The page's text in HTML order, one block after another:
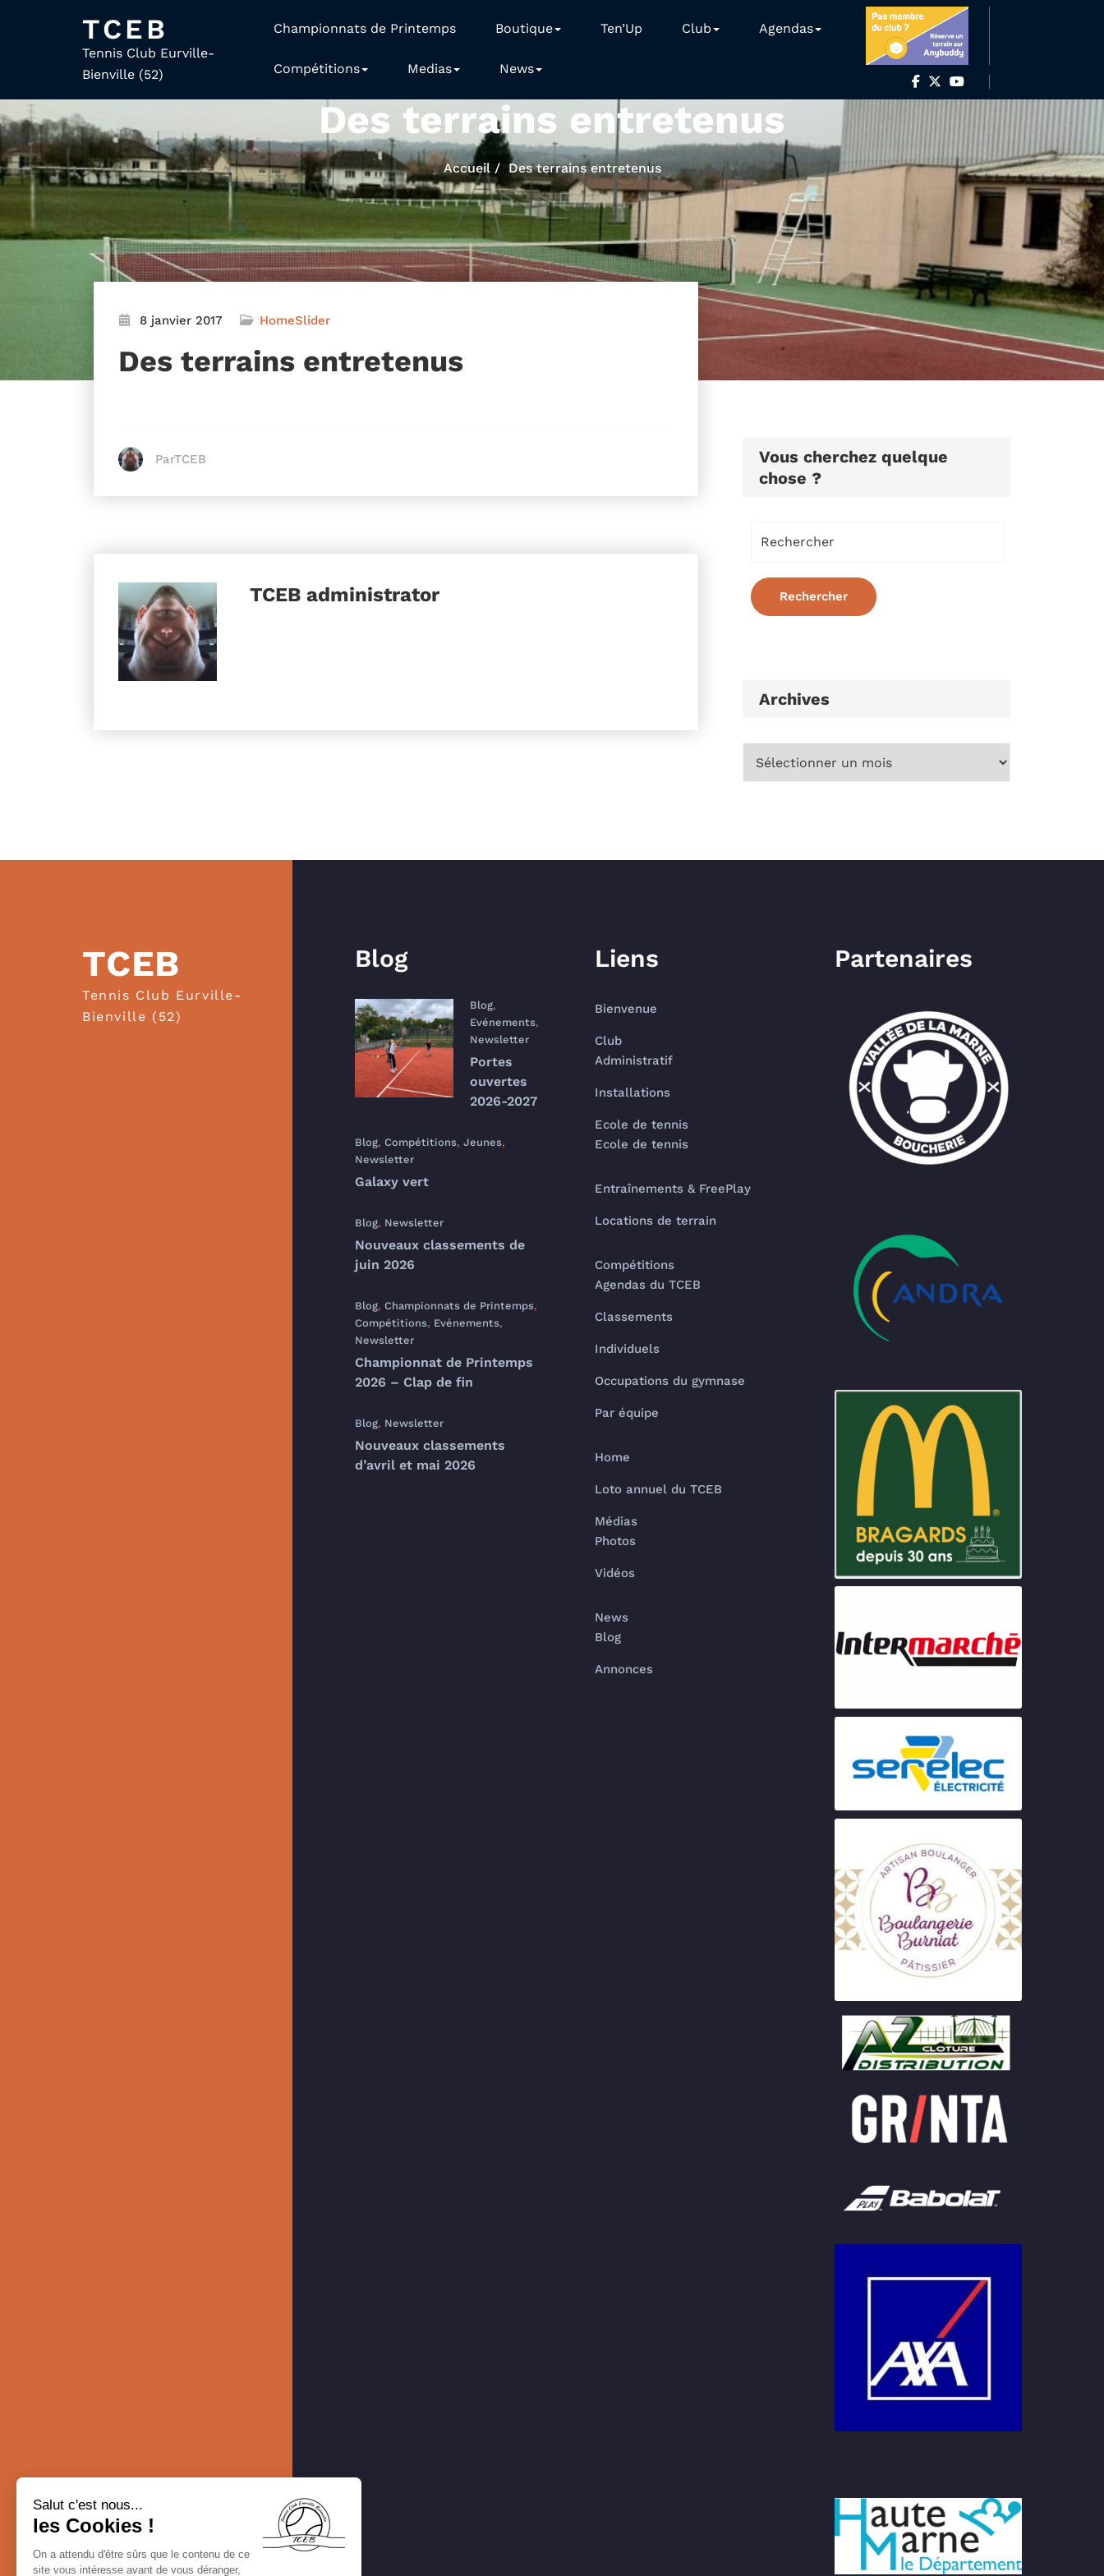
TCEB
Tennis Club Eurville-
Bienville (52)
Championnats de Printemps Boutique Ten’Up Club Agendas
Compétitions Medias News
Des terrains entretenus
Accueil Des terrains entretenus
8 janvier 2017 HomeSlider
Des terrains entretenus
ParTCEB
TCEB administrator
Vous cherchez quelque
chose ?
Archives
TCEB
Tennis Club Eurville-
Bienville (52)
Blog
Blog,
Evénements,
Newsletter
Portes
ouvertes
2026-2027
Blog, Compétitions, Jeunes,
Newsletter
Galaxy vert
Blog, Newsletter
Nouveaux classements de
juin 2026
Blog, Championnats de Printemps,
Compétitions, Evénements,
Newsletter
Championnat de Printemps
2026 – Clap de fin
Blog, Newsletter
Nouveaux classements
d’avril et mai 2026
Liens
Bienvenue
Club
Administratif
Installations
Ecole de tennis
Ecole de tennis
Entraînements & FreePlay
Locations de terrain
Compétitions
Agendas du TCEB
Classements
Individuels
Occupations du gymnase
Par équipe
Home
Loto annuel du TCEB
Médias
Photos
Vidéos
News
Blog
Annonces
Partenaires